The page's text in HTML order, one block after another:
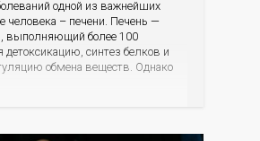
одной из важнейших
человека – печени. Печень —
выполняющий более 100
синтез белков и
обмена веществ. Однако